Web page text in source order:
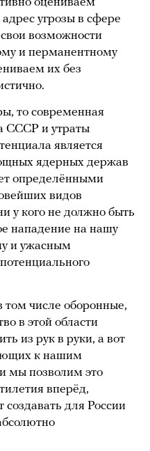
угрозы в сфере
возможности
и перманентному
их без
то современная
СССР и утраты
является
ядерных держав
определёнными
видов
у кого не должно быть
нападение на нашу
и ужасным
том числе оборонные,
в этой области
из рук в руки, а вот
к нашим
мы позволим это
вперёд,
создавать для России